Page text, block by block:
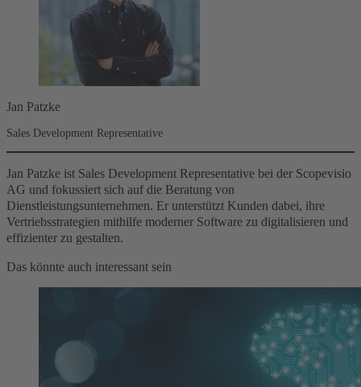
Jan Patzke
Sales Development Representative
Jan Patzke ist Sales Development Representative bei der Scopevisio
AG und fokussiert sich auf die Beratung von
Dienstleistungsunternehmen. Er unterstützt Kunden dabei, ihre
Vertriebsstrategien mithilfe moderner Software zu digitalisieren und
effizienter zu gestalten.
Das könnte auch interessant sein